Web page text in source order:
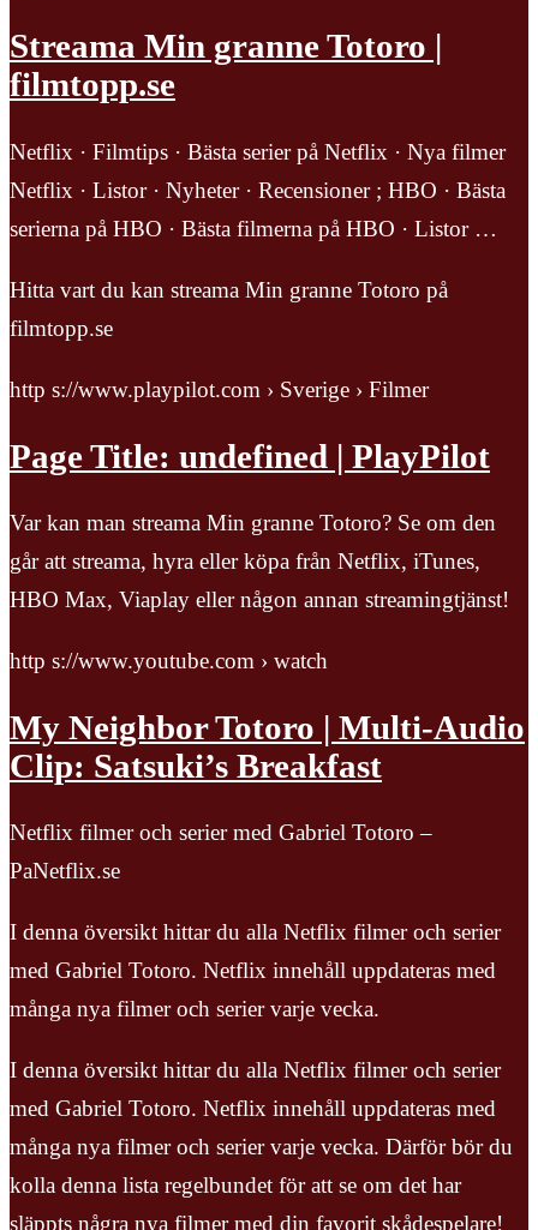
Streama Min granne Totoro |
filmtopp.se
Netflix · Filmtips · Bästa serier på Netflix · Nya filmer
Netflix · Listor · Nyheter · Recensioner ; HBO · Bästa
serierna på HBO · Bästa filmerna på HBO · Listor …
Hitta vart du kan streama Min granne Totoro på
filmtopp.se
http s://www.playpilot.com › Sverige › Filmer
Page Title: undefined | PlayPilot
Var kan man streama Min granne Totoro? Se om den
går att streama, hyra eller köpa från Netflix, iTunes,
HBO Max, Viaplay eller någon annan streamingtjänst!
http s://www.youtube.com › watch
My Neighbor Totoro | Multi-Audio
Clip: Satsuki’s Breakfast
Netflix filmer och serier med Gabriel Totoro –
PaNetflix.se
I denna översikt hittar du alla Netflix filmer och serier
med Gabriel Totoro. Netflix innehåll uppdateras med
många nya filmer och serier varje vecka.
I denna översikt hittar du alla Netflix filmer och serier
med Gabriel Totoro. Netflix innehåll uppdateras med
många nya filmer och serier varje vecka. Därför bör du
kolla denna lista regelbundet för att se om det har
släppts några nya filmer med din favorit skådespelare!